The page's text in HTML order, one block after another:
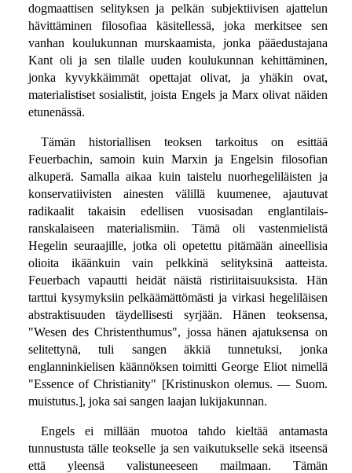
dogmaattisen selityksen ja pelkän subjektiivisen ajattelun
hävittäminen filosofiaa käsitellessä, joka merkitsee sen
vanhan koulukunnan murskaamista, jonka pääedustajana
Kant oli ja sen tilalle uuden koulukunnan kehittäminen,
jonka kyvykkäimmät opettajat olivat, ja yhäkin ovat,
materialistiset sosialistit, joista Engels ja Marx olivat näiden
etunenässä.
Tämän historiallisen teoksen tarkoitus on esittää
Feuerbachin, samoin kuin Marxin ja Engelsin filosofian
alkuperä. Samalla aikaa kuin taistelu nuorhegeliläisten ja
konservatiivisten ainesten välillä kuumenee, ajautuvat
radikaalit takaisin edellisen vuosisadan englantilais-
ranskalaiseen materialismiin. Tämä oli vastenmielistä
Hegelin seuraajille, jotka oli opetettu pitämään aineellisia
olioita ikäänkuin vain pelkkinä selityksinä aatteista.
Feuerbach vapautti heidät näistä ristiriitaisuuksista. Hän
tarttui kysymyksiin pelkäämättömästi ja virkasi hegeliläisen
abstraktisuuden täydellisesti syrjään. Hänen teoksensa,
"Wesen des Christenthumus", jossa hänen ajatuksensa on
selitettynä, tuli sangen äkkiä tunnetuksi, jonka
englanninkielisen käännöksen toimitti George Eliot nimellä
"Essence of Christianity" [Kristinuskon olemus. — Suom.
muistutus.], joka sai sangen laajan lukijakunnan.
Engels ei millään muotoa tahdo kieltää antamasta
tunnustusta tälle teokselle ja sen vaikutukselle sekä itseensä
että yleensä valistuneeseen mailmaan. Tämän